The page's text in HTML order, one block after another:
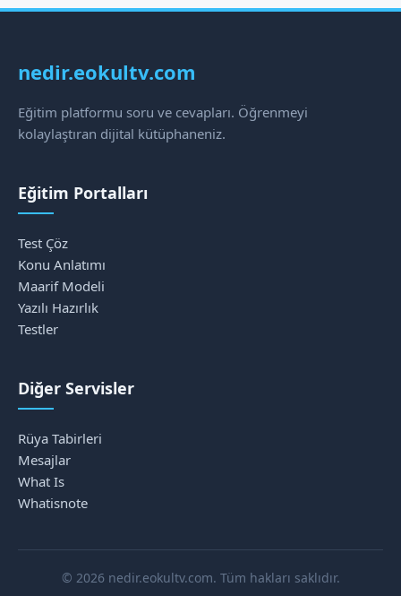
nedir.eokultv.com
Eğitim platformu soru ve cevapları. Öğrenmeyi
kolaylaştıran dijital kütüphaneniz.
Eğitim Portalları
Test Çöz
Konu Anlatımı
Maarif Modeli
Yazılı Hazırlık
Testler
Diğer Servisler
Rüya Tabirleri
Mesajlar
What Is
Whatisnote
© 2026 nedir.eokultv.com. Tüm hakları saklıdır.